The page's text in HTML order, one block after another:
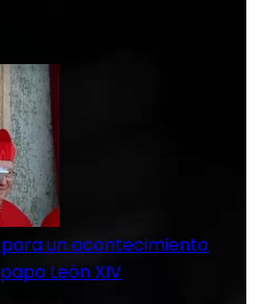
un acontecimiento
León XIV